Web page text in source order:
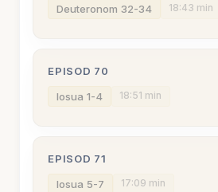
Deuteronom 32-34 18:43 min
EPISOD 70
Iosua 1-4 18:51 min
EPISOD 71
Iosua 5-7 17:09 min